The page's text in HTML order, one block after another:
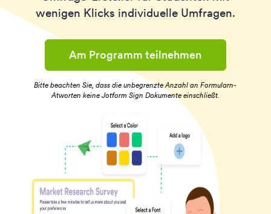
wenigen Klicks individuelle Umfragen.
Am Programm teilnehmen
Bitte beachten Sie, dass die unbegrenzte Anzahl an Formularn-
Atworten keine Jotform Sign Dokumente einschließt.